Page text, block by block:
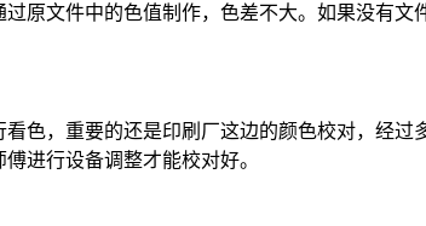
原文件中的色值制作，色差不大。如果没有
色，重要的还是印刷厂这边的颜色校对，经过
进行设备调整才能校对好。